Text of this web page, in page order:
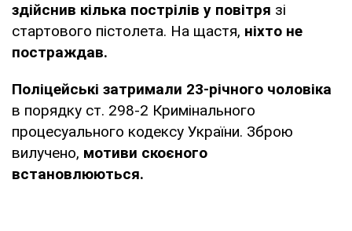
здійснив кілька пострілів у повітря зі
стартового пістолета. На щастя, ніхто не
постраждав.
Поліцейські затримали 23-річного чоловіка
в порядку ст. 298-2 Кримінального
процесуального кодексу України. Зброю
вилучено, мотиви скоєного
встановлюються.